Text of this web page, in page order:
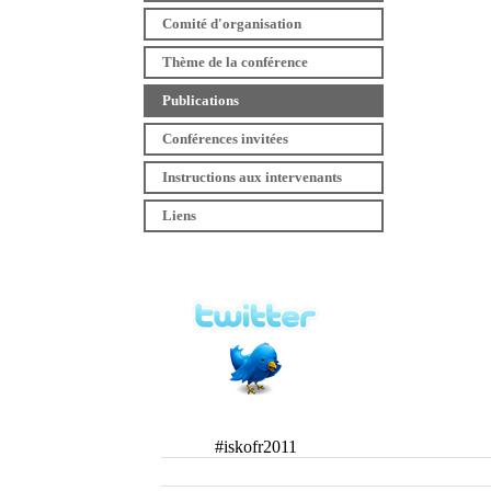
Comité d'organisation
Thème de la conférence
Publications
Conférences invitées
Instructions aux intervenants
Liens
#iskofr2011